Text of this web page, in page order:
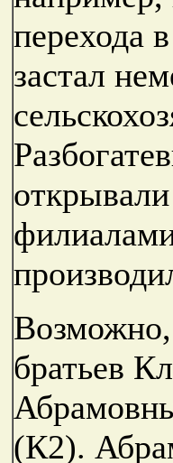
перехода
застал
Возможно,
братьев
(К2).